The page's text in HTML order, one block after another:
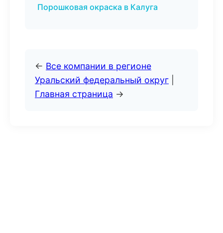
Порошковая окраска в Калуга
← Все компании в регионе
Уральский федеральный округ
Главная страница →